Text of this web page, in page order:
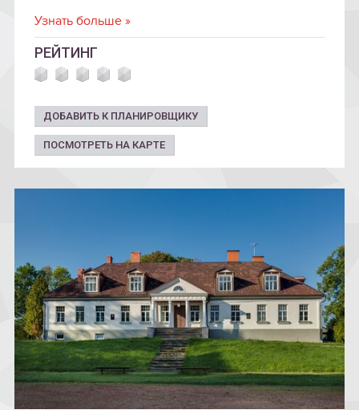
искусства, учеников художественной школы и
Узнать больше »
РЕЙТИНГ
ДОБАВИТЬ К ПЛАНИРОВЩИКУ
ПОСМОТРЕТЬ НА КАРТЕ